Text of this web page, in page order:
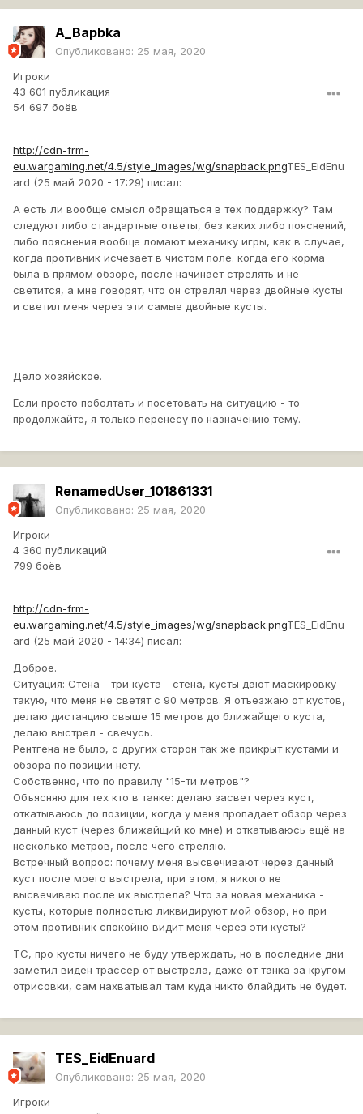
A_Bapbka
Опубликовано: 25 мая, 2020
Игроки
43 601 публикация
54 697 боёв
http://cdn-frm-
eu.wargaming.net/4.5/style_images/wg/snapback.pngTES_EidEnu
ard (25 май 2020 - 17:29) писал:
А есть ли вообще смысл обращаться в тех поддержку? Там
следуют либо стандартные ответы, без каких либо пояснений,
либо пояснения вообще ломают механику игры, как в случае,
когда противник исчезает в чистом поле. когда его корма
была в прямом обзоре, после начинает стрелять и не
светится, а мне говорят, что он стрелял через двойные кусты
и светил меня через эти самые двойные кусты.
Дело хозяйское.
Если просто поболтать и посетовать на ситуацию - то
продолжайте, я только перенесу по назначению тему.
RenamedUser_101861331
Опубликовано: 25 мая, 2020
Игроки
4 360 публикаций
799 боёв
http://cdn-frm-
eu.wargaming.net/4.5/style_images/wg/snapback.pngTES_EidEnu
ard (25 май 2020 - 14:34) писал:
Доброе.
Ситуация: Стена - три куста - стена, кусты дают маскировку
такую, что меня не светят с 90 метров. Я отъезжаю от кустов,
делаю дистанцию свыше 15 метров до ближайщего куста,
делаю выстрел - свечусь.
Рентгена не было, с других сторон так же прикрыт кустами и
обзора по позиции нету.
Собственно, что по правилу "15-ти метров"?
Объясняю для тех кто в танке: делаю засвет через куст,
откатываюсь до позиции, когда у меня пропадает обзор через
данный куст (через ближайщий ко мне) и откатываюсь ещё на
несколько метров, после чего стреляю.
Встречный вопрос: почему меня высвечивают через данный
куст после моего выстрела, при этом, я никого не
высвечиваю после их выстрела? Что за новая механика -
кусты, которые полностью ликвидируют мой обзор, но при
этом противник спокойно видит меня через эти кусты?
ТС, про кусты ничего не буду утверждать, но в последние дни
заметил виден трассер от выстрела, даже от танка за кругом
отрисовки, сам нахватывал там куда никто блайдить не будет.
TES_EidEnuard
Опубликовано: 25 мая, 2020
Игроки